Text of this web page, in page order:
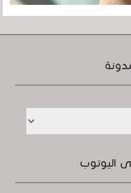
اليوتوب